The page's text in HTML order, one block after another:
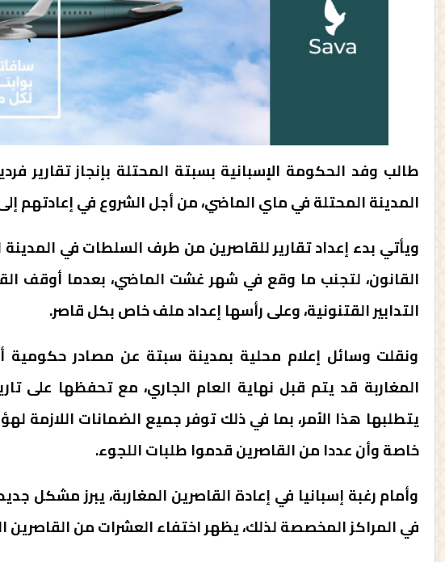
المدينة المحتلة في ماي الماضي، من أجل الشروع في إعادتهم
ويأتي بدء إعداد تقارير للقاصرين من طرف السلطات في
القانون، لتجنب ما وقع في شهر غشت الماضي، بعدما أوقف
التدابير القتنونية، وعلى رأسها إعداد ملف خاص بكل قاصر.
ونقلت وسائل إعلام محلية بمدينة سبتة عن مصادر حكومية
المغاربة قد يتم قبل نهاية العام الجاري، مع تحفظها على
يتطلبها هذا الأمر، بما في ذلك توفر جميع الضمانات اللازمة
خاصة وأن عددا من القاصرين قدموا طلبات اللجوء.
وأمام رغبة إسبانيا في إعادة القاصرين المغاربة، يبرز مشكل
في المراكز المخصصة لذلك، يظهر اختفاء العشرات من